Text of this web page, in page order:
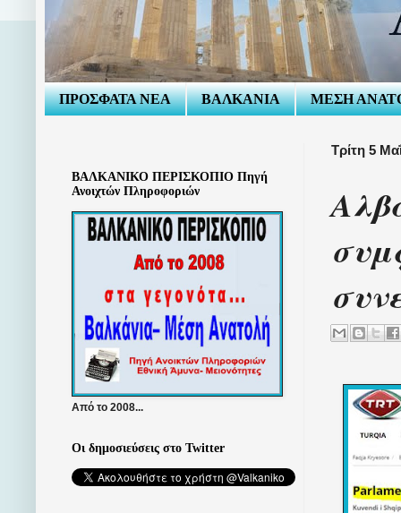
ΠΡΟΣΦΑΤΑ ΝΕΑ ΒΑΛΚΑΝΙΑ ΜΕΣΗ
Τρίτη 5
ΒΑΛΚΑΝΙΚΟ ΠΕΡΙΣΚΟΠΙΟ Πηγή
Ανοιχτών Πληροφοριών
Από το 2008...
Οι δημοσιεύσεις στο Twitter